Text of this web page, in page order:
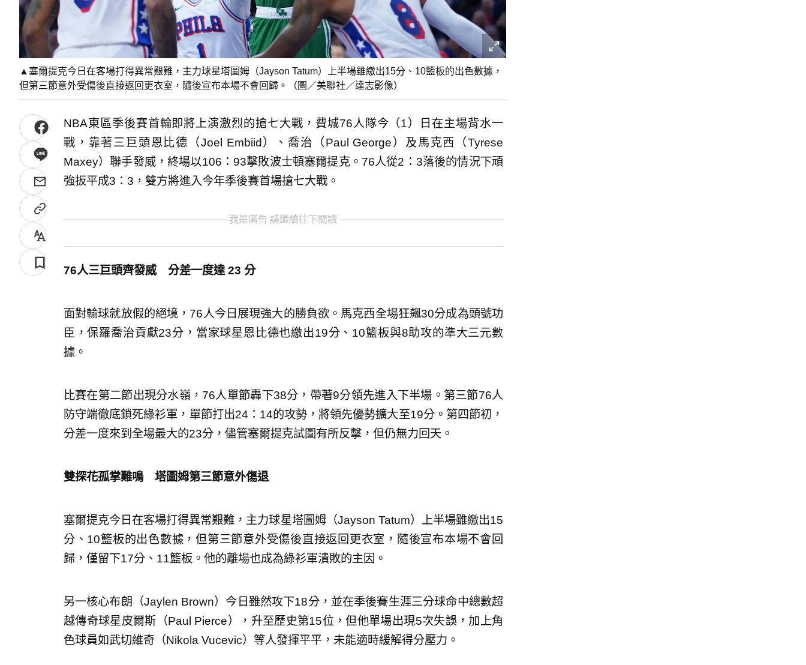
▲塞爾提克今日在客場打得異常艱難，主力球星塔圖姆（Jayson Tatum）上半場雖繳出15分、10籃板的出色數據，
但第三節意外受傷後直接返回更衣室，隨後宣布本場不會回歸。（圖／美聯社／達志影像）
NBA東區季後賽首輪即將上演激烈的搶七大戰，費城76人隊今（1）日在主場背水一
戰，靠著三巨頭恩比德（Joel Embiid）、喬治（Paul George）及馬克西（Tyrese
Maxey）聯手發威，終場以106：93擊敗波士頓塞爾提克。76人從2：3落後的情況下頑
強扳平成3：3，雙方將進入今年季後賽首場搶七大戰。
我是廣告 請繼續往下閱讀
76人三巨頭齊發威 分差一度達 23 分
面對輸球就放假的絕境，76人今日展現強大的勝負欲。馬克西全場狂飆30分成為頭號功
臣，保羅喬治貢獻23分，當家球星恩比德也繳出19分、10籃板與8助攻的準大三元數
據。
比賽在第二節出現分水嶺，76人單節轟下38分，帶著9分領先進入下半場。第三節76人
防守端徹底鎖死綠衫軍，單節打出24：14的攻勢，將領先優勢擴大至19分。第四節初，
分差一度來到全場最大的23分，儘管塞爾提克試圖有所反擊，但仍無力回天。
雙探花孤掌難鳴 塔圖姆第三節意外傷退
塞爾提克今日在客場打得異常艱難，主力球星塔圖姆（Jayson Tatum）上半場雖繳出15
分、10籃板的出色數據，但第三節意外受傷後直接返回更衣室，隨後宣布本場不會回
歸，僅留下17分、11籃板。他的離場也成為綠衫軍潰敗的主因。
另一核心布朗（Jaylen Brown）今日雖然攻下18分，並在季後賽生涯三分球命中總數超
越傳奇球星皮爾斯（Paul Pierce），升至歷史第15位，但他單場出現5次失誤，加上角
色球員如武切維奇（Nikola Vucevic）等人發揮平平，未能適時緩解得分壓力。